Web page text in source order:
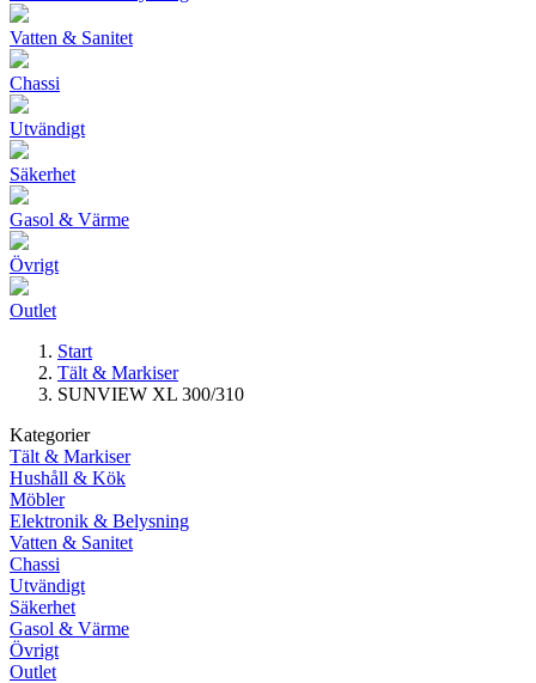
Vatten & Sanitet
Chassi
Utvändigt
Säkerhet
Gasol & Värme
Övrigt
Outlet
Start
Tält & Markiser
SUNVIEW XL 300/310
Kategorier
Tält & Markiser
Hushåll & Kök
Möbler
Elektronik & Belysning
Vatten & Sanitet
Chassi
Utvändigt
Säkerhet
Gasol & Värme
Övrigt
Outlet